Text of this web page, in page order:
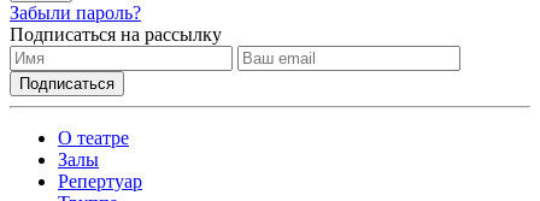
Забыли пароль?
Подписаться на рассылку
О театре
Залы
Репертуар